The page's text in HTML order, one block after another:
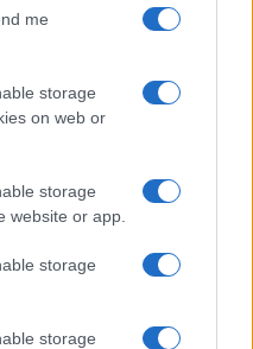
me
storage
on web or
storage
website or app.
storage
storage
flaster na prst: